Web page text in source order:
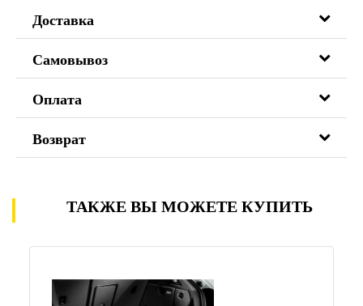
Доставка
Самовывоз
Оплата
Возврат
ТАКЖЕ ВЫ МОЖЕТЕ КУПИТЬ